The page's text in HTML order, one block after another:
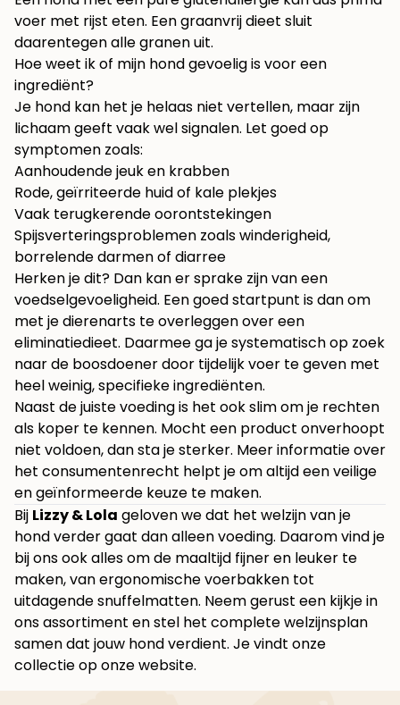
voer met rijst eten. Een graanvrij dieet sluit
daarentegen alle granen uit.
Hoe weet ik of mijn hond gevoelig is voor een
ingrediënt?
Je hond kan het je helaas niet vertellen, maar zijn
lichaam geeft vaak wel signalen. Let goed op
symptomen zoals:
Aanhoudende jeuk en krabben
Rode, geïrriteerde huid of kale plekjes
Vaak terugkerende oorontstekingen
Spijsverteringsproblemen zoals winderigheid,
borrelende darmen of diarree
Herken je dit? Dan kan er sprake zijn van een
voedselgevoeligheid. Een goed startpunt is dan om
met je dierenarts te overleggen over een
eliminatiedieet. Daarmee ga je systematisch op zoek
naar de boosdoener door tijdelijk voer te geven met
heel weinig, specifieke ingrediënten.
Naast de juiste voeding is het ook slim om je rechten
als koper te kennen. Mocht een product onverhoopt
niet voldoen, dan sta je sterker. Meer informatie over
het consumentenrecht helpt je om altijd een veilige
en geïnformeerde keuze te maken.
Bij Lizzy & Lola geloven we dat het welzijn van je
hond verder gaat dan alleen voeding. Daarom vind je
bij ons ook alles om de maaltijd fijner en leuker te
maken, van ergonomische voerbakken tot
uitdagende snuffelmatten. Neem gerust een kijkje in
ons assortiment en stel het complete welzijnsplan
samen dat jouw hond verdient. Je vindt onze
collectie op onze website.